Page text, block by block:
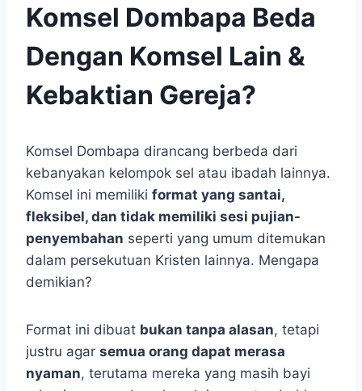
Komsel Dombapa Beda
Dengan Komsel Lain &
Kebaktian Gereja?
Komsel Dombapa dirancang berbeda dari
kebanyakan kelompok sel atau ibadah lainnya.
Komsel ini memiliki format yang santai,
fleksibel, dan tidak memiliki sesi pujian-
penyembahan seperti yang umum ditemukan
dalam persekutuan Kristen lainnya. Mengapa
demikian?
Format ini dibuat bukan tanpa alasan, tetapi
justru agar semua orang dapat merasa
nyaman, terutama mereka yang masih bayi